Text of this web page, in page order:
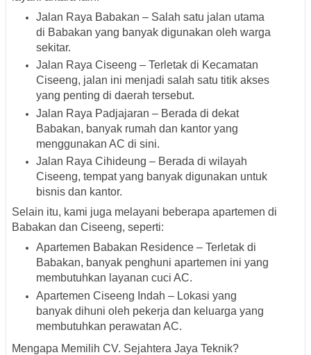
Jalan Raya Babakan – Salah satu jalan utama
di Babakan yang banyak digunakan oleh warga
sekitar.
Jalan Raya Ciseeng – Terletak di Kecamatan
Ciseeng, jalan ini menjadi salah satu titik akses
yang penting di daerah tersebut.
Jalan Raya Padjajaran – Berada di dekat
Babakan, banyak rumah dan kantor yang
menggunakan AC di sini.
Jalan Raya Cihideung – Berada di wilayah
Ciseeng, tempat yang banyak digunakan untuk
bisnis dan kantor.
Selain itu, kami juga melayani beberapa apartemen di
Babakan dan Ciseeng, seperti:
Apartemen Babakan Residence – Terletak di
Babakan, banyak penghuni apartemen ini yang
membutuhkan layanan cuci AC.
Apartemen Ciseeng Indah – Lokasi yang
banyak dihuni oleh pekerja dan keluarga yang
membutuhkan perawatan AC.
Mengapa Memilih CV. Sejahtera Jaya Teknik?